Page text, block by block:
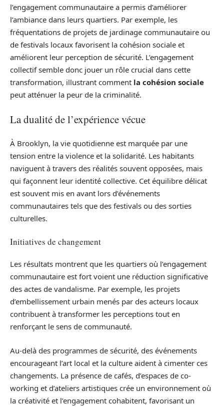
l’engagement communautaire a permis d’améliorer
l’ambiance dans leurs quartiers. Par exemple, les
fréquentations de projets de jardinage communautaire ou
de festivals locaux favorisent la cohésion sociale et
améliorent leur perception de sécurité. L’engagement
collectif semble donc jouer un rôle crucial dans cette
transformation, illustrant comment la cohésion sociale
peut atténuer la peur de la criminalité.
La dualité de l’expérience vécue
À Brooklyn, la vie quotidienne est marquée par une
tension entre la violence et la solidarité. Les habitants
naviguent à travers des réalités souvent opposées, mais
qui façonnent leur identité collective. Cet équilibre délicat
est souvent mis en avant lors d’événements
communautaires tels que des festivals ou des sorties
culturelles.
Initiatives de changement
Les résultats montrent que les quartiers où l’engagement
communautaire est fort voient une réduction significative
des actes de vandalisme. Par exemple, les projets
d’embellissement urbain menés par des acteurs locaux
contribuent à transformer les perceptions tout en
renforçant le sens de communauté.
Au-delà des programmes de sécurité, des événements
encourageant l’art local et la culture aident à cimenter ces
changements. La présence de cafés, d’espaces de co-
working et d’ateliers artistiques crée un environnement où
la créativité et l’engagement cohabitent, favorisant un